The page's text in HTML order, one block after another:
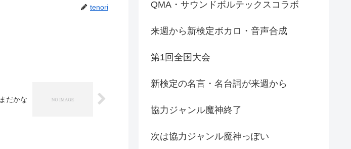
tenori
まだかな
QMA・サウンドボルテックスコラボ
来週から新検定ボカロ・音声合成
第1回全国大会
新検定の名言・名台詞が来週から
協力ジャンル魔神終了
次は協力ジャンル魔神っぽい